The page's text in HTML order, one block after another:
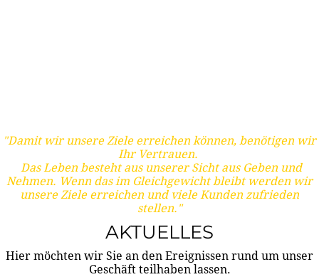
"Damit wir unsere Ziele erreichen können, benötigen wir
Ihr Vertrauen.
Das Leben besteht aus unserer Sicht aus Geben und
Nehmen. Wenn das im Gleichgewicht bleibt werden wir
unsere Ziele erreichen und viele Kunden zufrieden
stellen."
AKTUELLES
Hier möchten wir Sie an den Ereignissen rund um unser
Geschäft teilhaben lassen.